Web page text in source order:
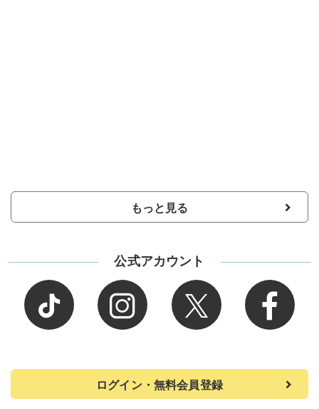
もっと見る
公式アカウント
ログイン・無料会員登録